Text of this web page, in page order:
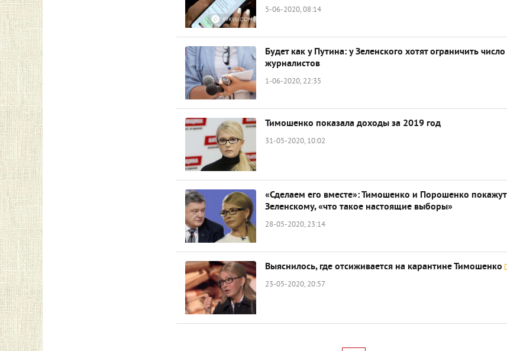
5-06-2020, 08:14
Будет как у Путина: у Зеленского хотят ограничить число
журналистов
1-06-2020, 22:35
Тимошенко показала доходы за 2019 год
31-05-2020, 10:02
«Сделаем его вместе»: Тимошенко и Порошенко покажут
Зеленскому, «что такое настоящие выборы»
28-05-2020, 23:14
Выяснилось, где отсиживается на карантине Тимошенко
23-05-2020, 20:57